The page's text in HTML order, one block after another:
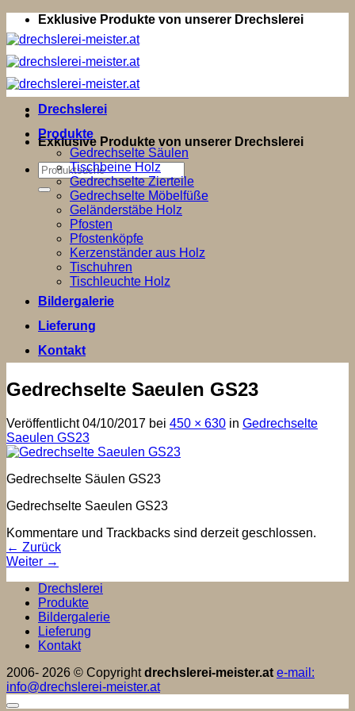
Zum
Inhalt
springen
Exklusive Produkte von unserer Drechslerei
Exklusive Produkte von unserer Drechslerei
Suchen
nach:
Drechslerei
Produkte
Gedrechselte Säulen
Tischbeine Holz
Gedrechselte Zierteile
Gedrechselte Möbelfüße
Geländerstäbe Holz
Pfosten
Pfostenköpfe
Kerzenständer aus Holz
Tischuhren
Tischleuchte Holz
Bildergalerie
Lieferung
Kontakt
Gedrechselte Saeulen GS23
Veröffentlicht04/10/2017 bei 450 × 630 in Gedrechselte
Saeulen GS23
Gedrechselte Säulen GS23
Gedrechselte Saeulen GS23
Kommentare und Trackbacks sind derzeit geschlossen.
← Zurück
Weiter →
Drechslerei
Produkte
Bildergalerie
Lieferung
Kontakt
2006- 2026 © Copyrightdrechslerei-meister.at e-mail:
info@drechslerei-meister.at